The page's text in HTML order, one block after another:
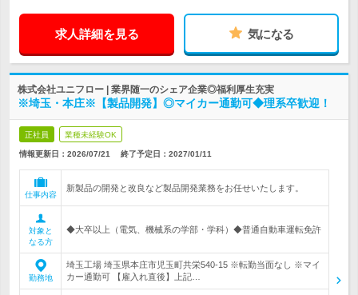
求人詳細を見る 気になる
株式会社ユニフロー | 業界随一のシェア企業◎福利厚生充実
※埼玉・本庄※【製品開発】◎マイカー通勤可◆理系卒歓迎！
正社員 業種未経験OK
情報更新日：2026/07/21 終了予定日： 2027/01/11
仕事内容
新製品の開発と改良など製品開発業務をお任せいたします。
対象と
なる方
◆大卒以上（電気、機械系の学部・学科）◆普通自動車運転免許
勤務地
埼玉工場 埼玉県本庄市児玉町共栄540-15 ※転勤当面なし ※マイ
カー通勤可 【雇入れ直後】上記…